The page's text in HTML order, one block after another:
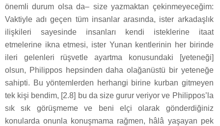
önemli durum olsa da– size yazmaktan çekinmeyeceğim:
Vaktiyle adı geçen tüm insanlar arasında, ister arkadaşlık
ilişkileri sayesinde insanları kendi isteklerine itaat
etmelerine ikna etmesi, ister Yunan kentlerinin her birinde
ileri gelenleri rüşvetle ayartma konusundaki [yeteneği]
olsun, Philippos hepsinden daha olağanüstü bir yeteneğe
sahipti. Bu yöntemlerden herhangi birine kurban gitmeyen
tek kişi bendim, [2.8] bu da size gurur veriyor ve Philippos’la
sık sık görüşmeme ve beni elçi olarak gönderdiğiniz
konularda onunla konuşmama rağmen, hâlâ yaşayan pek